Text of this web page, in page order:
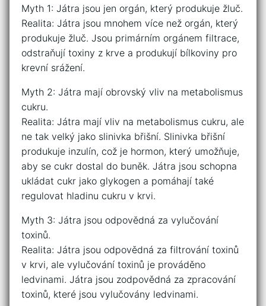
Myth 1: Játra jsou jen orgán, který produkuje žluč.
Realita: Játra jsou mnohem více než orgán, který
produkuje žluč. Jsou primárním orgánem filtrace,
odstraňují toxiny z krve a produkují bílkoviny pro
krevní srážení.
Myth 2: Játra mají obrovský vliv na metabolismus
cukru.
Realita: Játra mají vliv na metabolismus cukru, ale
ne tak velký jako slinivka břišní. Slinivka břišní
produkuje inzulín, což je hormon, který umožňuje,
aby se cukr dostal do buněk. Játra jsou schopna
ukládat cukr jako glykogen a pomáhají také
regulovat hladinu cukru v krvi.
Myth 3: Játra jsou odpovědná za vylučování
toxinů.
Realita: Játra jsou odpovědná za filtrování toxinů
v krvi, ale vylučování toxinů je prováděno
ledvinami. Játra jsou zodpovědná za zpracování
toxinů, které jsou vylučovány ledvinami.